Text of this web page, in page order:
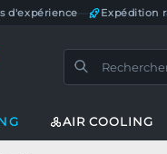
d'expérience Expédition
AIR COOLING